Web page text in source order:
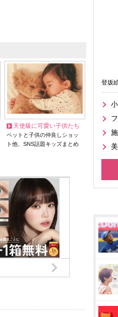
天使級に可愛い子供たち
ペットと子供の仲良しショッ
ト他、SNS話題キッズまとめ
登坂